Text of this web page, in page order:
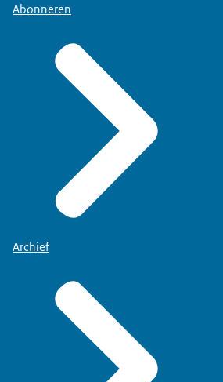
Abonneren
Archief